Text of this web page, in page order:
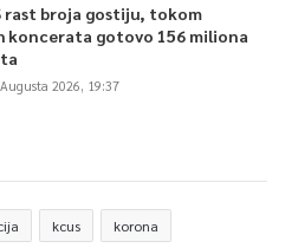
rast broja gostiju, tokom
koncerata gotovo 156 miliona
2026, 19:37
kcus korona